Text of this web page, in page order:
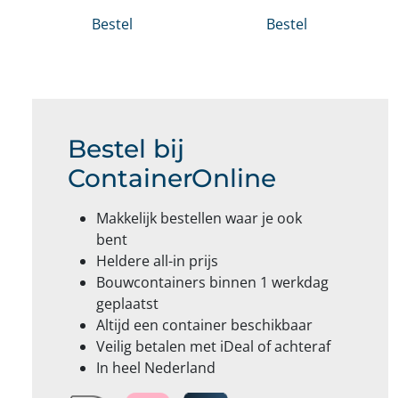
Bestel Bestel
Bestel bij
ContainerOnline
Makkelijk bestellen waar je ook
bent
Heldere all-in prijs
Bouwcontainers binnen 1 werkdag
geplaatst
Altijd een container beschikbaar
Veilig betalen met iDeal of achteraf
In heel Nederland